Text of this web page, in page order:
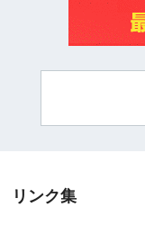
リンク集